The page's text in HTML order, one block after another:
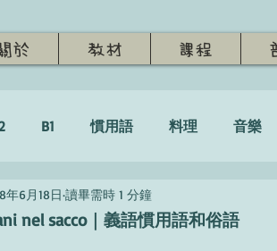
於 教材 課程
B1 慣用語 料理 音樂
nel sacco｜義語慣用語和俗語
年6月18日 讀畢需時 1 分鐘